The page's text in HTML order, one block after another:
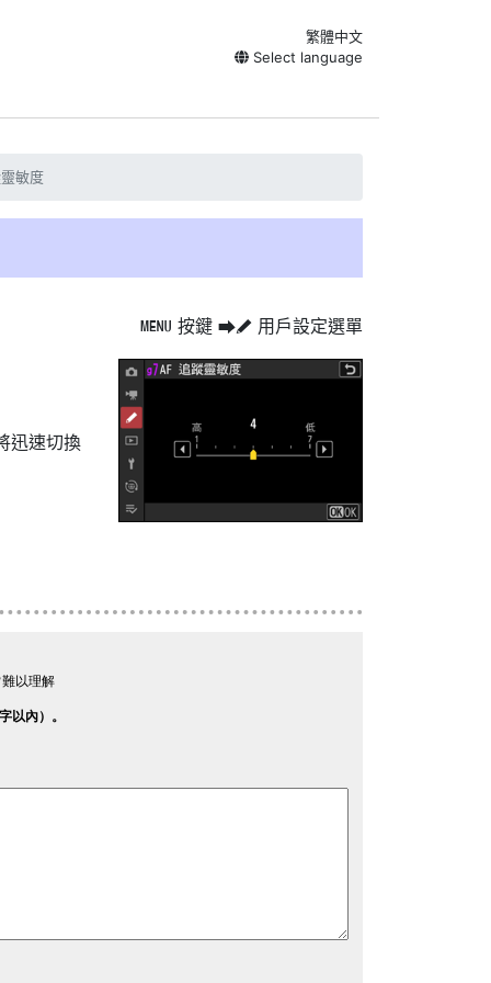
繁體中文
Select language
敏度
G 按鍵 UA 用戶設定選單
迅速切換